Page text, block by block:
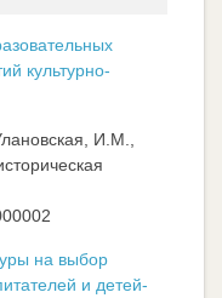
культурно-
И.М.,
на выбор
и детей-